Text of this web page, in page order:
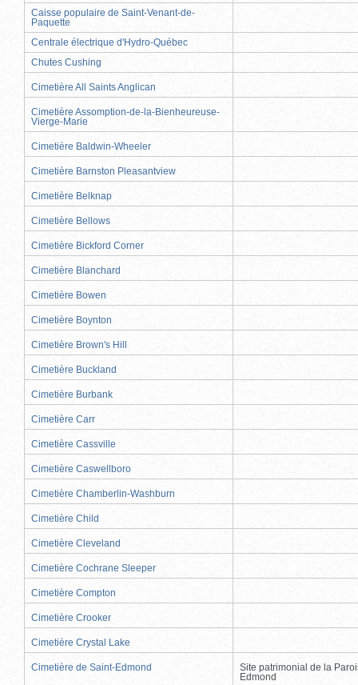
Caisse populaire de Saint-Venant-de-
Paquette
Centrale électrique d'Hydro-Québec
Chutes Cushing
Cimetière All Saints Anglican
Cimetière Assomption-de-la-Bienheureuse-
Vierge-Marie
Cimetière Baldwin-Wheeler
Cimetière Barnston Pleasantview
Cimetière Belknap
Cimetière Bellows
Cimetière Bickford Corner
Cimetière Blanchard
Cimetière Bowen
Cimetière Boynton
Cimetière Brown's Hill
Cimetière Buckland
Cimetière Burbank
Cimetière Carr
Cimetière Cassville
Cimetière Caswellboro
Cimetière Chamberlin-Washburn
Cimetière Child
Cimetière Cleveland
Cimetière Cochrane Sleeper
Cimetière Compton
Cimetière Crooker
Cimetière Crystal Lake
Cimetière de Saint-Edmond
Site patrimonial de la
Edmond